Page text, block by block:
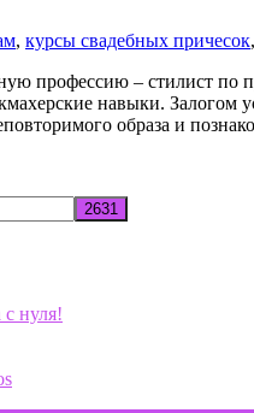
, курсы свадебных причесок,
профессию – стилист по
навыки. Залогом
образа и
с нуля!